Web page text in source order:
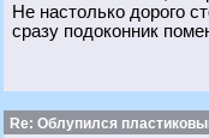
Не настолько дорого
сразу подоконник
Re: Облупился